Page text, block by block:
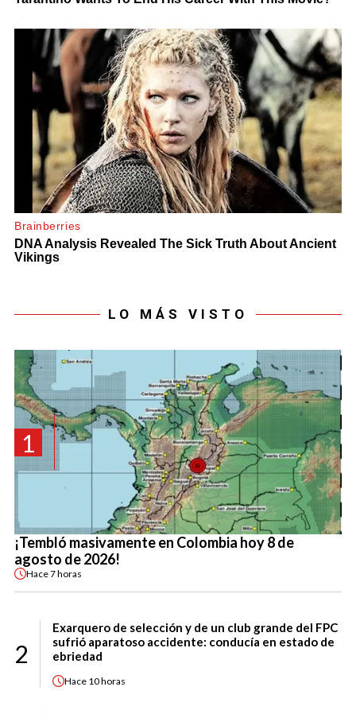
LO MÁS VISTO
1
¡Tembló masivamente en Colombia hoy 8 de
agosto de 2026!
Hace7 horas
2
Exarquero de selección y de un club grande del FPC
sufrió aparatoso accidente: conducía en estado de
ebriedad
Hace 10 horas